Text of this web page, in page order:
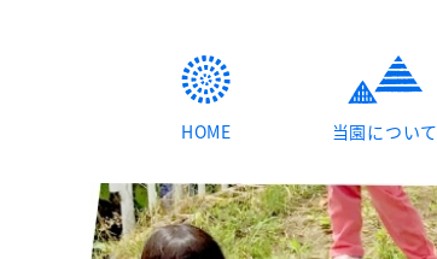
HOME 当園について